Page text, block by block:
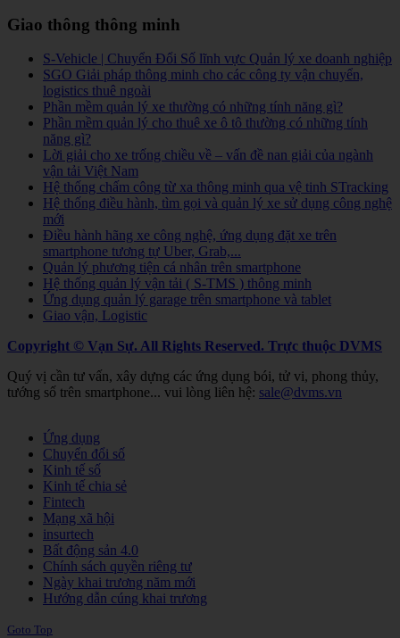
Giao thông thông minh
S-Vehicle | Chuyển Đổi Số lĩnh vực Quản lý xe doanh nghiệp
SGO Giải pháp thông minh cho các công ty vận chuyển,
logistics thuê ngoài
Phần mềm quản lý xe thường có những tính năng gì?
Phần mềm quản lý cho thuê xe ô tô thường có những tính
năng gì?
Lời giải cho xe trống chiều về – vấn đề nan giải của ngành
vận tải Việt Nam
Hệ thống chấm công từ xa thông minh qua vệ tinh STracking
Hệ thống điều hành, tìm gọi và quản lý xe sử dụng công nghệ
mới
Điều hành hãng xe công nghệ, ứng dụng đặt xe trên
smartphone tương tự Uber, Grab,...
Quản lý phương tiện cá nhân trên smartphone
Hệ thống quản lý vận tải ( S-TMS ) thông minh
Ứng dụng quản lý garage trên smartphone và tablet
Giao vận, Logistic
Copyright © Vạn Sự. All Rights Reserved. Trực thuộc DVMS
Quý vị cần tư vấn, xây dựng các ứng dụng bói, tử vi, phong thủy,
tướng số trên smartphone... vui lòng liên hệ: sale@dvms.vn
Ứng dụng
Chuyển đổi số
Kinh tế số
Kinh tế chia sẻ
Fintech
Mạng xã hội
insurtech
Bất động sản 4.0
Chính sách quyền riêng tư
Ngày khai trương năm mới
Hướng dẫn cúng khai trương
Goto Top